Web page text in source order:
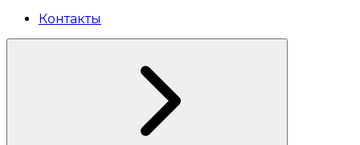
Контакты